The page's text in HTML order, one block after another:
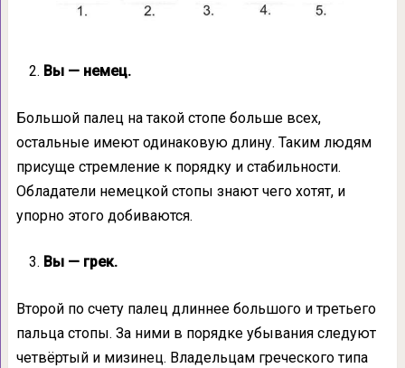
Вы — немец.
Большой палец на такой стопе больше всех,
остальные имеют одинаковую длину. Таким людям
присуще стремление к порядку и стабильности.
Обладатели немецкой стопы знают чего хотят, и
упорно этого добиваются.
Вы — грек.
Второй по счету палец длиннее большого и третьего
пальца стопы. За ними в порядке убывания следуют
четвёртый и мизинец. Владельцам греческого типа